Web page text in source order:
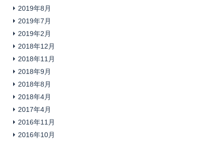
2019年8月
2019年7月
2019年2月
2018年12月
2018年11月
2018年9月
2018年8月
2018年4月
2017年4月
2016年11月
2016年10月